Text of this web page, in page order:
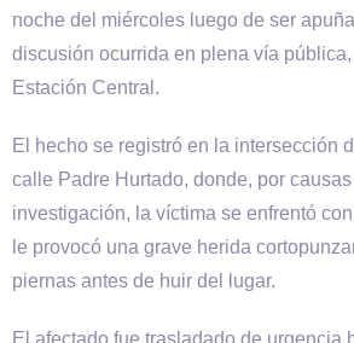
noche del miércoles luego de ser
discusión ocurrida en plena vía
Estación Central.
El hecho se registró en la intersección
calle Padre Hurtado, donde, por
investigación, la víctima se enfrentó
le provocó una grave herida
piernas antes de huir del lugar.
El afectado fue trasladado de urgencia